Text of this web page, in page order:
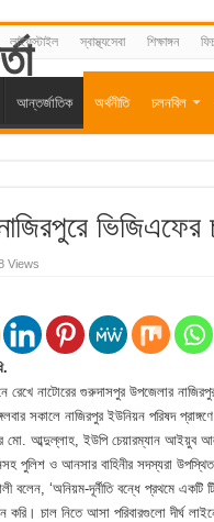
লাইফস্টাইল স্বাস্থ্যসেবা শিক্ষাঙ্গন
আন্তর্জাতিক অর্থনীতি চলনবিল
Views
নাটোরের গুরুদাসপুর উপজেলার
সকালে নাজিরপুর ইউনিয়ন পরিষদ
মো. আব্দুল্লাহ, ইউপি চেয়ারম্যান আইয়ুব
পুলিশ ও আনসার বাহিনীর সদস্যরা
‘অনিয়ম-দূর্নীতি বন্ধে প্রথমে একটি
করি। চাল নিতে আসা পরিবারগুলো দীর্ঘ